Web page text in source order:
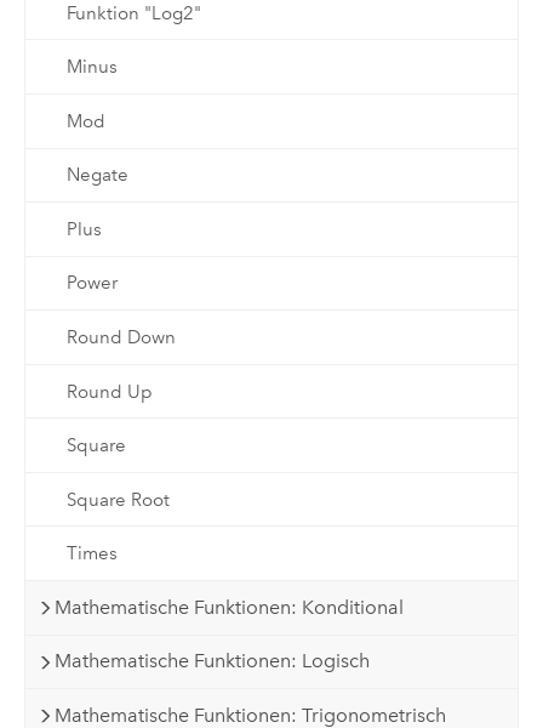
Funktion "Log2"
Minus
Mod
Negate
Plus
Power
Round Down
Round Up
Square
Square Root
Times
Mathematische Funktionen: Konditional
Mathematische Funktionen: Logisch
Mathematische Funktionen: Trigonometrisch